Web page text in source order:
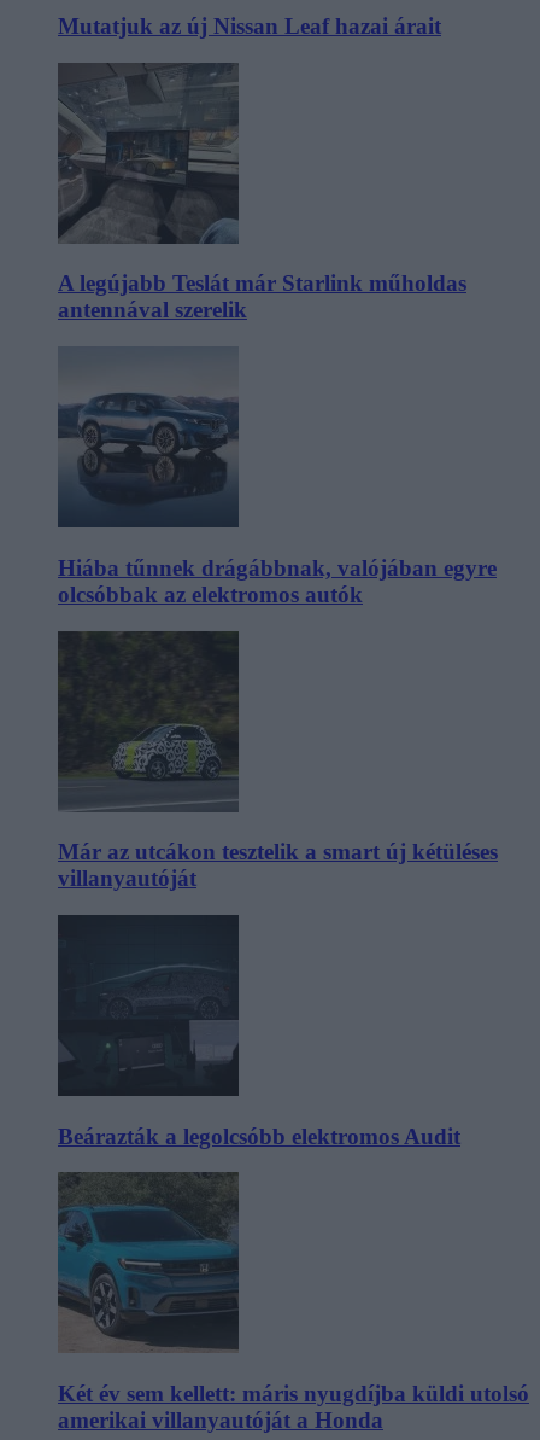
Mutatjuk az új Nissan Leaf hazai árait
A legújabb Teslát már Starlink műholdas
antennával szerelik
Hiába tűnnek drágábbnak, valójában egyre
olcsóbbak az elektromos autók
Már az utcákon tesztelik a smart új kétüléses
villanyautóját
Beárazták a legolcsóbb elektromos Audit
Két év sem kellett: máris nyugdíjba küldi utolsó
amerikai villanyautóját a Honda